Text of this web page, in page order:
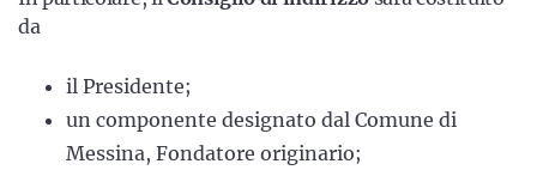
da
il Presidente;
un componente designato dal Comune di
Messina, Fondatore originario;